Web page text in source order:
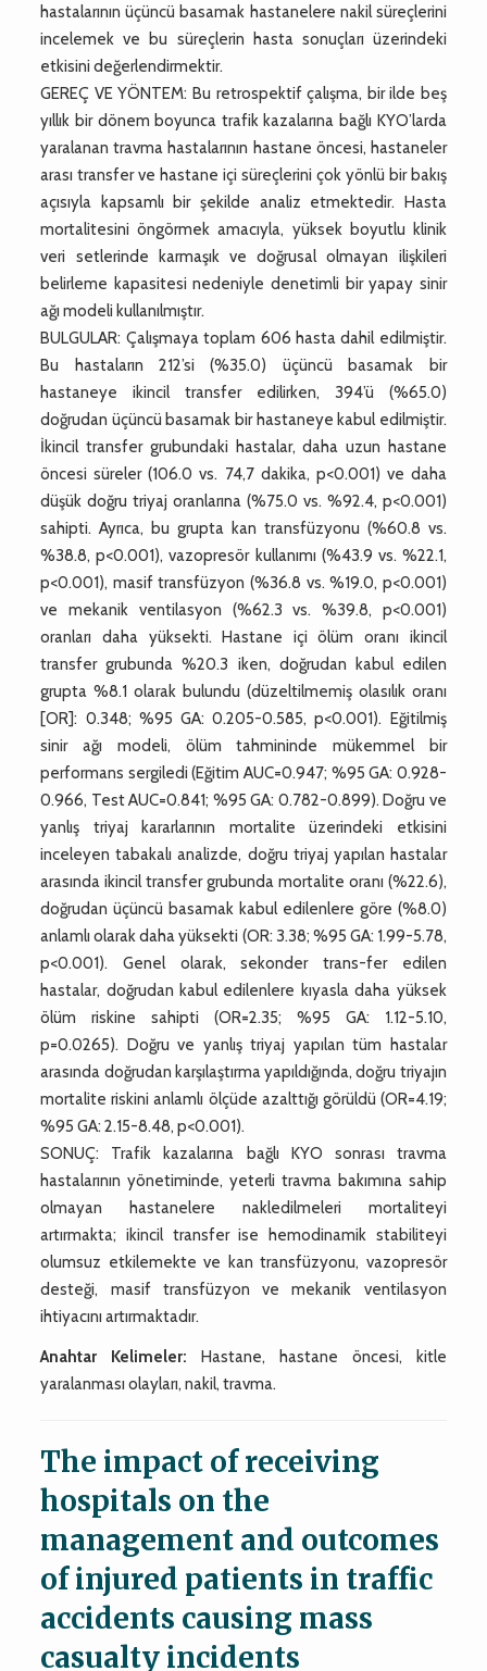
hastalarının üçüncü basamak hastanelere nakil süreçlerini
incelemek ve bu süreçlerin hasta sonuçları üzerindeki
etkisini değerlendirmektir.
GEREÇ VE YÖNTEM: Bu retrospektif çalışma, bir ilde beş
yıllık bir dönem boyunca trafik kazalarına bağlı KYO’larda
yaralanan travma hastalarının hastane öncesi, hastaneler
arası transfer ve hastane içi süreçlerini çok yönlü bir bakış
açısıyla kapsamlı bir şekilde analiz etmektedir. Hasta
mortalitesini öngörmek amacıyla, yüksek boyutlu klinik
veri setlerinde karmaşık ve doğrusal olmayan ilişkileri
belirleme kapasitesi nedeniyle denetimli bir yapay sinir
ağı modeli kullanılmıştır.
BULGULAR: Çalışmaya toplam 606 hasta dahil edilmiştir.
Bu hastaların 212’si (%35.0) üçüncü basamak bir
hastaneye ikincil transfer edilirken, 394’ü (%65.0)
doğrudan üçüncü basamak bir hastaneye kabul edilmiştir.
İkincil transfer grubundaki hastalar, daha uzun hastane
öncesi süreler (106.0 vs. 74,7 dakika, p<0.001) ve daha
düşük doğru triyaj oranlarına (%75.0 vs. %92.4, p<0.001)
sahipti. Ayrıca, bu grupta kan transfüzyonu (%60.8 vs.
%38.8, p<0.001), vazopresör kullanımı (%43.9 vs. %22.1,
p<0.001), masif transfüzyon (%36.8 vs. %19.0, p<0.001)
ve mekanik ventilasyon (%62.3 vs. %39.8, p<0.001)
oranları daha yüksekti. Hastane içi ölüm oranı ikincil
transfer grubunda %20.3 iken, doğrudan kabul edilen
grupta %8.1 olarak bulundu (düzeltilmemiş olasılık oranı
[OR]: 0.348; %95 GA: 0.205-0.585, p<0.001). Eğitilmiş
sinir ağı modeli, ölüm tahmininde mükemmel bir
performans sergiledi (Eğitim AUC=0.947; %95 GA: 0.928-
0.966, Test AUC=0.841; %95 GA: 0.782-0.899). Doğru ve
yanlış triyaj kararlarının mortalite üzerindeki etkisini
inceleyen tabakalı analizde, doğru triyaj yapılan hastalar
arasında ikincil transfer grubunda mortalite oranı (%22.6),
doğrudan üçüncü basamak kabul edilenlere göre (%8.0)
anlamlı olarak daha yüksekti (OR: 3.38; %95 GA: 1.99-5.78,
p<0.001). Genel olarak, sekonder trans-fer edilen
hastalar, doğrudan kabul edilenlere kıyasla daha yüksek
ölüm riskine sahipti (OR=2.35; %95 GA: 1.12-5.10,
p=0.0265). Doğru ve yanlış triyaj yapılan tüm hastalar
arasında doğrudan karşılaştırma yapıldığında, doğru triyajın
mortalite riskini anlamlı ölçüde azalttığı görüldü (OR=4.19;
%95 GA: 2.15-8.48, p<0.001).
SONUÇ: Trafik kazalarına bağlı KYO sonrası travma
hastalarının yönetiminde, yeterli travma bakımına sahip
olmayan hastanelere nakledilmeleri mortaliteyi
artırmakta; ikincil transfer ise hemodinamik stabiliteyi
olumsuz etkilemekte ve kan transfüzyonu, vazopresör
desteği, masif transfüzyon ve mekanik ventilasyon
ihtiyacını artırmaktadır.
Anahtar Kelimeler: Hastane, hastane öncesi, kitle
yaralanması olayları, nakil, travma.
The impact of receiving
hospitals on the
management and outcomes
of injured patients in traffic
accidents causing mass
casualty incidents